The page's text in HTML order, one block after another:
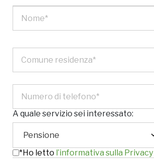
A quale servizio sei interessato:
*Ho letto l’informativa sulla Privacy